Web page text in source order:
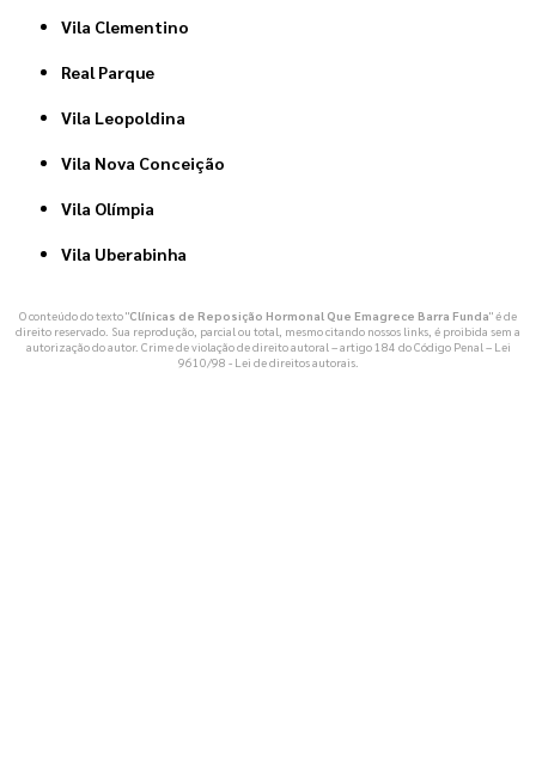
Vila Clementino
Real Parque
Vila Leopoldina
Vila Nova Conceição
Vila Olímpia
Vila Uberabinha
O conteúdo do texto "Clínicas de Reposição Hormonal Que Emagrece Barra Funda" é de
direito reservado. Sua reprodução, parcial ou total, mesmo citando nossos links, é proibida sem a
autorização do autor. Crime de violação de direito autoral – artigo 184 do Código Penal – Lei
9610/98 - Lei de direitos autorais.